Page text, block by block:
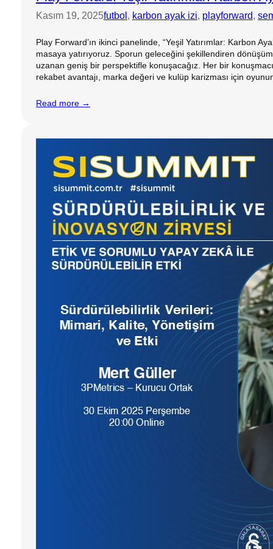
Kasım 19, 2025futbol, karbon ayak izi, playforward,
Play Forward’ın ikinci panelinde, “Yeşil Yatırımlar: Karbon
masaya yatırıyoruz. Sporun geleceğini şekillendiren
uzanan geniş bir perspektifle konuşacağız. Her bir
rekabet avantajı, marka değeri ve kulüp karizması için
Read more →